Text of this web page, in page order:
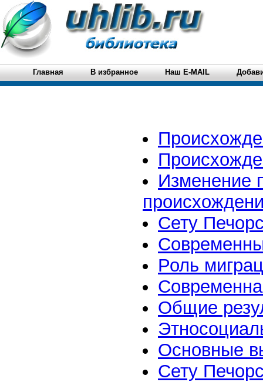
Главная В избранное Наш E-MAIL
Изменение
Сету
Роль
Общие
Основные
Сету